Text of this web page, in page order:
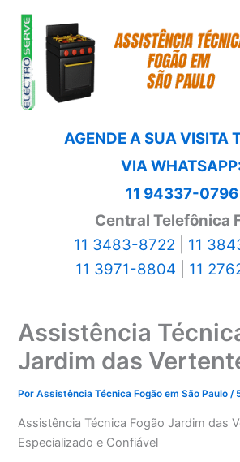
para
conteúdo
AGENDE A SUA VISITA
VIA
11 94337-0796
Central Telefônica
11 3483-8722
11
11 3971-8804
11
Assistência
Jardim das
PorAssistência Técnica Fogão em São Paulo/
Assistência Técnica Fogão Jardim das
Especializado e Confiável